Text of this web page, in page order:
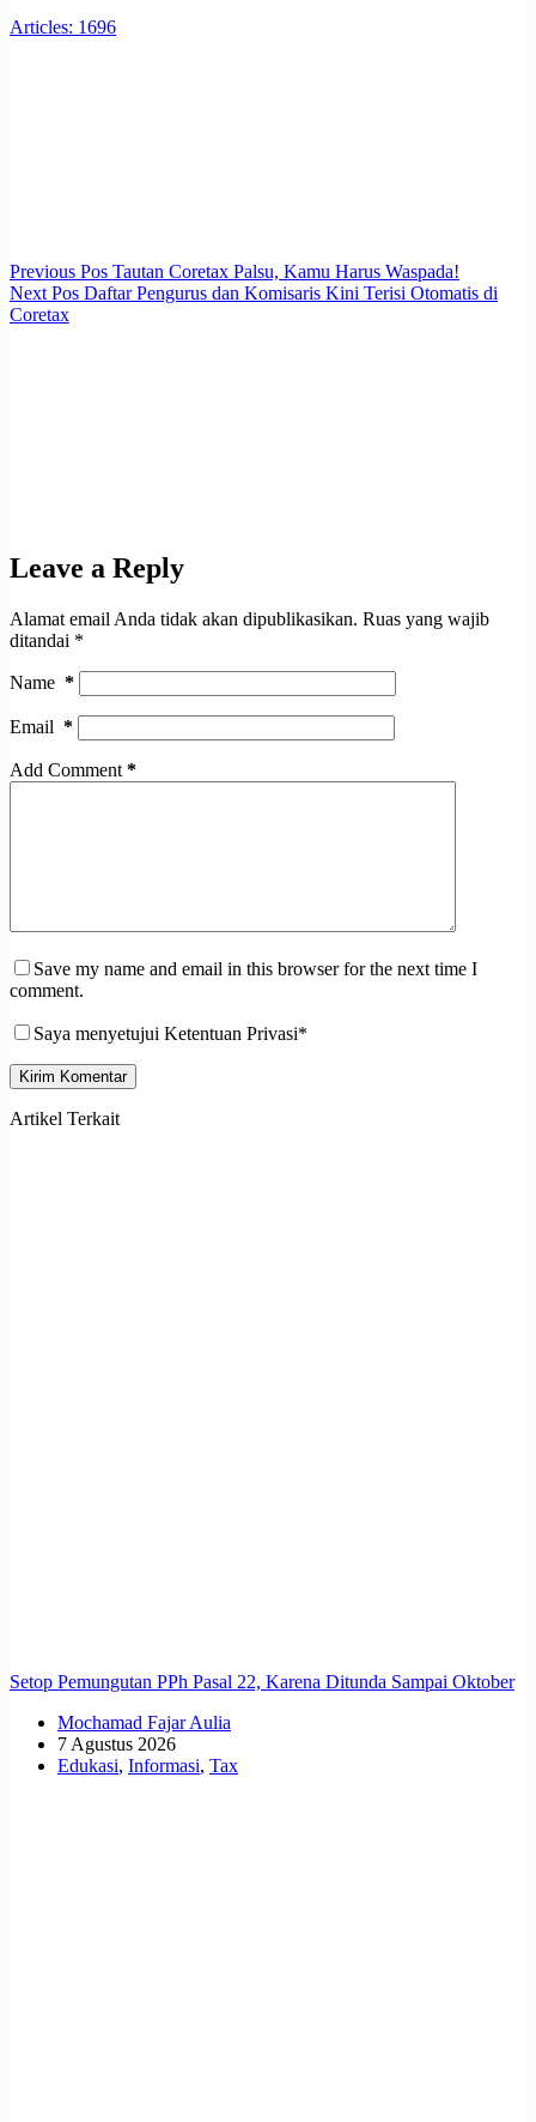
Articles: 1696
Previous Pos Tautan Coretax Palsu, Kamu Harus Waspada!
Next Pos Daftar Pengurus dan Komisaris Kini Terisi Otomatis di
Coretax
Leave a Reply
Alamat email Anda tidak akan dipublikasikan. Ruas yang wajib
ditandai *
Name *
Email *
Add Comment *
Save my name and email in this browser for the next time I
comment.
Saya menyetujui Ketentuan Privasi*
Kirim Komentar
Artikel Terkait
Setop Pemungutan PPh Pasal 22, Karena Ditunda Sampai Oktober
Mochamad Fajar Aulia
7 Agustus 2026
Edukasi, Informasi, Tax